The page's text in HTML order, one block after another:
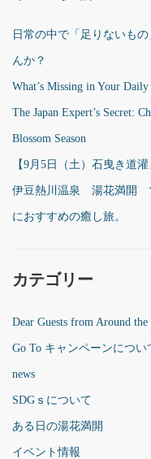
日常の中で「足りないも
んか？
What’s Missing in Your
The Japan Expert’s Secret:
Blossom Season
【9月5日（土）石曳き道
伊豆熱川温泉 湯花満開
におすすめの癒し旅。
カテゴリー
Dear Guests from Around the
Go To キャンペーンについ
news
SDGｓについて
ある日の湯花満開
イベント情報